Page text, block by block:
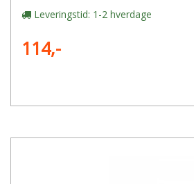
Leveringstid: 1-2 hverdage
114,-